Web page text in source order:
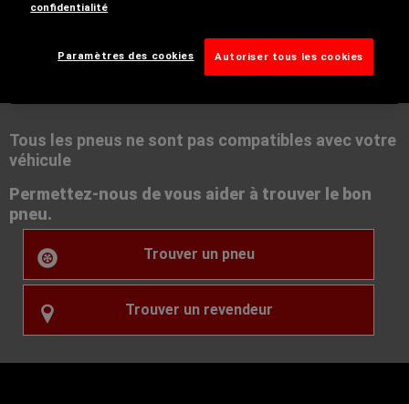
Tous les pneus ne sont pas compatibles avec votre
véhicule
Permettez-nous de vous aider à trouver le bon
pneu.
Trouver un pneu
Trouver un revendeur
confidentialité
Paramètres des cookies Autoriser tous les cookies